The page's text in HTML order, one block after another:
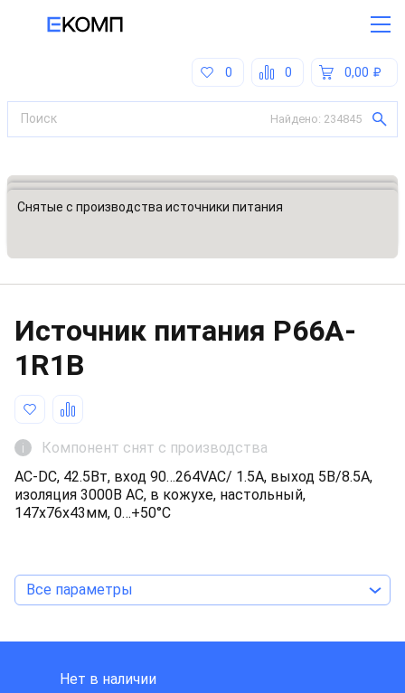
0,00
0
0
Найдено: 234845
Все категории
Источники питания, блоки питания
Снятые с производства источники питания
Источник питания P66A-
1R1B
i
Компонент снят с производства
AC-DC, 42.5Вт, вход 90…264VAC/ 1.5A, выход 5В/8.5A,
изоляция 3000В AC, в кожухе, настольный,
147х76х43мм, 0…+50°С
Все параметры
Нет в наличии